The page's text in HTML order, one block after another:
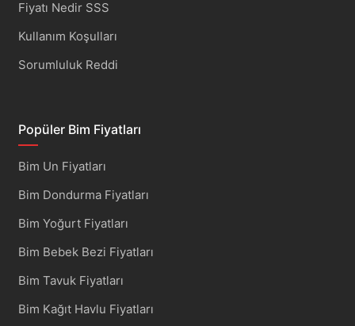
Fiyatı Nedir SSS
Kullanım Koşulları
Sorumluluk Reddi
Popüler Bim Fiyatları
Bim Un Fiyatları
Bim Dondurma Fiyatları
Bim Yoğurt Fiyatları
Bim Bebek Bezi Fiyatları
Bim Tavuk Fiyatları
Bim Kağıt Havlu Fiyatları